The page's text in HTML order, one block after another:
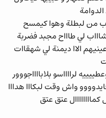
من لبطلة وهوا كيمسح
لي طاااح مجبد فضربة
الاا ديمنة لي شهقاات
لرااااسو بلابااااجووور
فايدوووو واش وقت لبكااا هدااا
كماااااااال عتق عتق